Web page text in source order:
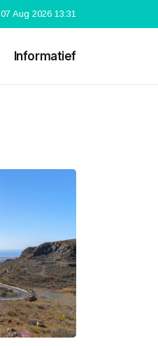
07 Aug 2026 13:31
Informatief